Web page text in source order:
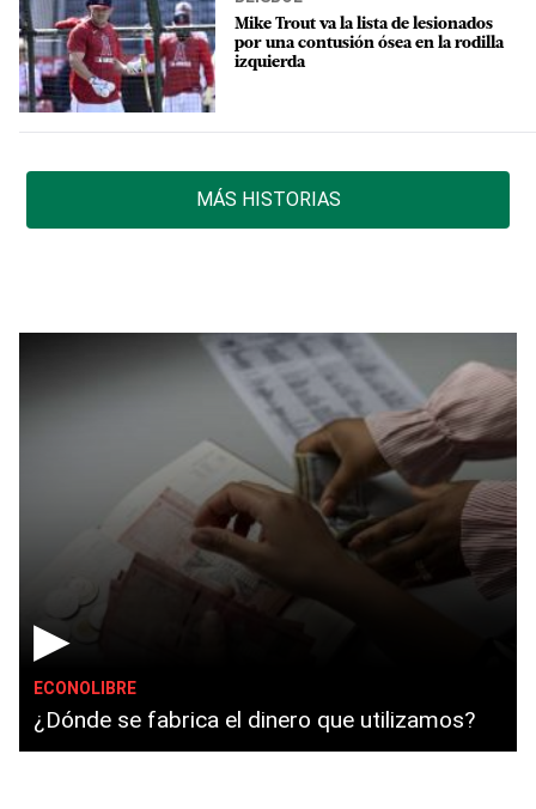
Mike Trout va la lista de lesionados
por una contusión ósea en la rodilla
izquierda
MÁS HISTORIAS
▶
ECONOLIBRE
¿Dónde se fabrica el dinero que utilizamos?